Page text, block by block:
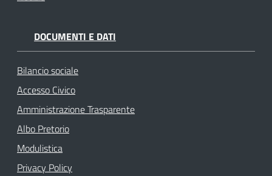
DOCUMENTI E DATI
Bilancio sociale
Accesso Civico
Amministrazione Trasparente
Albo Pretorio
Modulistica
Privacy Policy